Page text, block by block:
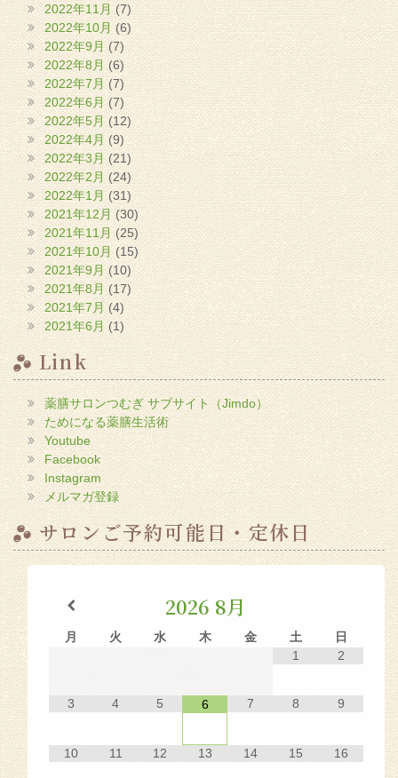
2022年11月 (7)
2022年10月 (6)
2022年9月 (7)
2022年8月 (6)
2022年7月(7)
2022年6月 (7)
2022年5月 (12)
2022年4月 (9)
2022年3月 (21)
2022年2月(24)
2022年1月(31)
2021年12月 (30)
2021年11月 (25)
2021年10月 (15)
2021年9月 (10)
2021年8月 (17)
2021年7月 (4)
2021年6月 (1)
Link
薬膳サロンつむぎ サブサイト（Jimdo）
ためになる薬膳生活術
Youtube
Facebook
Instagram
メルマガ登録
サロンご予約可能日・定休日
2026 8月
月 火 水 木 金 土
日
1
2
3 4 5 6 7 8 9
10 11 12 13 14 15 16